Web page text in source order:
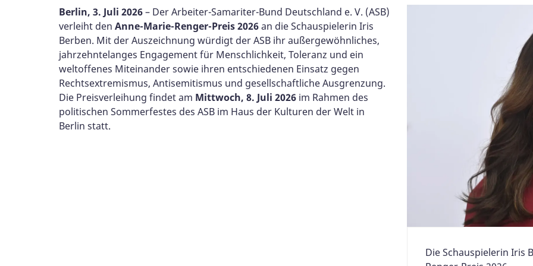
Berlin, 3. Juli 2026– Der Arbeiter-Samariter-Bund Deutschland e. V. (ASB)
verleiht den Anne-Marie-Renger-Preis 2026an die Schauspielerin Iris
Berben. Mit der Auszeichnung würdigt der ASB ihr außergewöhnliches,
jahrzehntelanges Engagement für Menschlichkeit, Toleranz und ein
weltoffenes Miteinander sowie ihren entschiedenen Einsatz gegen
Rechtsextremismus, Antisemitismus und gesellschaftliche Ausgrenzung.
Die Preisverleihung findet am Mittwoch, 8. Juli 2026 im Rahmen des
politischen Sommerfestes des ASB im Haus der Kulturen der Welt in
Berlin statt.
Die Schauspielerin Iris